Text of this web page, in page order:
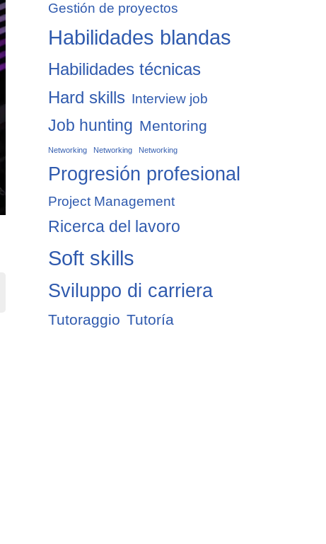
Gestión de proyectos
Habilidades blandas
Habilidades técnicas
Hard skills Interview job
Job hunting Mentoring
Networking Networking Networking
Progresión profesional
Project Management
Ricerca del lavoro
Soft skills
Sviluppo di carriera
Tutoraggio Tutoría